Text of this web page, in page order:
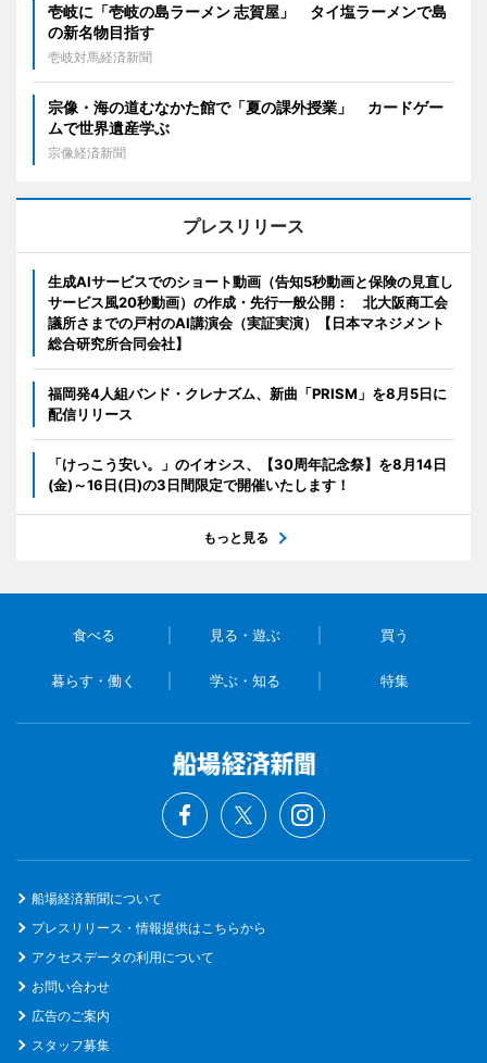
壱岐に「壱岐の島ラーメン 志賀屋」 タイ塩ラーメンで島
の新名物目指す
壱岐対馬経済新聞
宗像・海の道むなかた館で「夏の課外授業」 カードゲー
ムで世界遺産学ぶ
宗像経済新聞
プレスリリース
生成AIサービスでのショート動画（告知5秒動画と保険の見直し
サービス風20秒動画）の作成・先行一般公開： 北大阪商工会
議所さまでの戸村のAI講演会（実証実演）【日本マネジメント
総合研究所合同会社】
福岡発4人組バンド・クレナズム、新曲「PRISM」を8月5日に
配信リリース
「けっこう安い。」のイオシス、【30周年記念祭】を8月14日
(金)～16日(日)の3日間限定で開催いたします！
もっと見る
食べる 見る・遊ぶ 買う
暮らす・働く 学ぶ・知る 特集
船場経済新聞について
プレスリリース・情報提供はこちらから
アクセスデータの利用について
お問い合わせ
広告のご案内
スタッフ募集